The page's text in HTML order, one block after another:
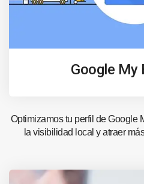
Google My
Optimizamos tu perfil de Google
la visibilidad local y atraer